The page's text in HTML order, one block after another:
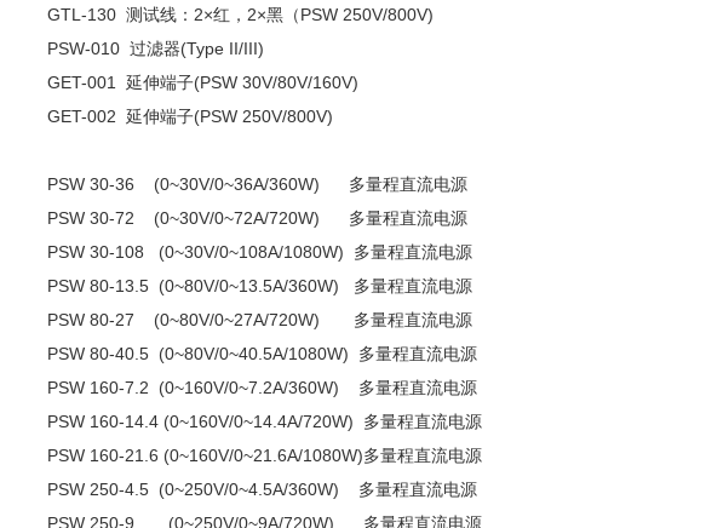
GTL-130 测试线：2×红，2×黑（PSW 250V/800V)
PSW-010 过滤器(Type II/III)
GET-001 延伸端子(PSW 30V/80V/160V)
GET-002 延伸端子(PSW 250V/800V)
PSW 30-36 (0~30V/0~36A/360W) 多量程直流电源
PSW 30-72 (0~30V/0~72A/720W) 多量程直流电源
PSW 30-108 (0~30V/0~108A/1080W) 多量程直流电源
PSW 80-13.5 (0~80V/0~13.5A/360W) 多量程直流电源
PSW 80-27 (0~80V/0~27A/720W) 多量程直流电源
PSW 80-40.5 (0~80V/0~40.5A/1080W) 多量程直流电源
PSW 160-7.2 (0~160V/0~7.2A/360W) 多量程直流电源
PSW 160-14.4 (0~160V/0~14.4A/720W) 多量程直流电源
PSW 160-21.6 (0~160V/0~21.6A/1080W)多量程直流电源
PSW 250-4.5 (0~250V/0~4.5A/360W) 多量程直流电源
PSW 250-9 (0~250V/0~9A/720W) 多量程直流电源